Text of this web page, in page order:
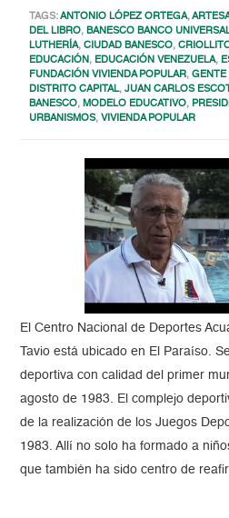
TAGS:ANTONIO LÓPEZ ORTEGA,
DEL LIBRO,BANESCO BANCO
LUTHERÍA,CIUDAD BANESCO,
EDUCACIÓN, EDUCACIÓN VENEZUELA,
FUNDACIÓN VIVIENDA POPULAR,GENTE
DISTRITO CAPITAL,JUAN CARLOS
BANESCO,MODELO EDUCATIVO,
URBANISMOS,VIVIENDA POPULAR
El Centro Nacional de Deportes
Tavio está ubicado en El Paraíso.
deportiva con calidad del primer
agosto de 1983. El complejo
de la realización de los Juegos
1983. Allí no solo ha formado a
que también ha sido centro de